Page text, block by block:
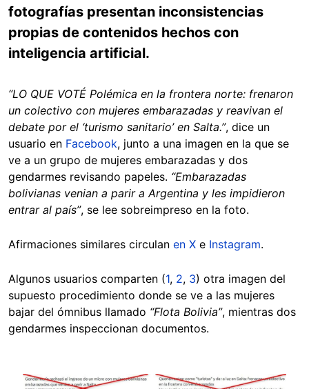
fotografías presentan inconsistencias
propias de contenidos hechos con
inteligencia artificial.
“LO QUE VOTÉ Polémica en la frontera norte: frenaron
un colectivo con mujeres embarazadas y reavivan el
debate por el ‘turismo sanitario’ en Salta.”, dice un
usuario en Facebook, junto a una imagen en la que se
ve a un grupo de mujeres embarazadas y dos
gendarmes revisando papeles. “Embarazadas
bolivianas venian a parir a Argentina y les impidieron
entrar al país”, se lee sobreimpreso en la foto.
Afirmaciones similares circulan en X e Instagram.
Algunos usuarios comparten (1, 2, 3) otra imagen del
supuesto procedimiento donde se ve a las mujeres
bajar del ómnibus llamado “Flota Bolivia”, mientras dos
gendarmes inspeccionan documentos.
Image